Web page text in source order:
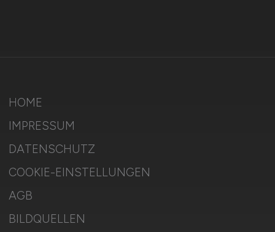
HOME
IMPRESSUM
DATENSCHUTZ
COOKIE-EINSTELLUNGEN
AGB
BILDQUELLEN